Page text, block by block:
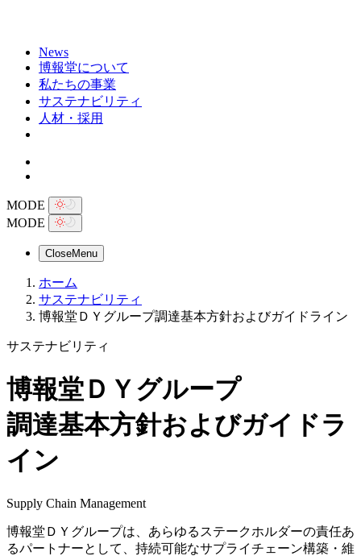
News
博報堂について
私たちの事業
サステナビリティ
人材・採用
MODE
MODE
CloseMenu
ホーム
サステナビリティ
博報堂ＤＹグループ調達基本方針およびガイドライン
サステナビリティ
博報堂ＤＹグループ
調達基本方針およびガイドラ
イン
Supply Chain Management
博報堂ＤＹグループは、あらゆるステークホルダーの責任あ
るパートナーとして、持続可能なサプライチェーン構築・維